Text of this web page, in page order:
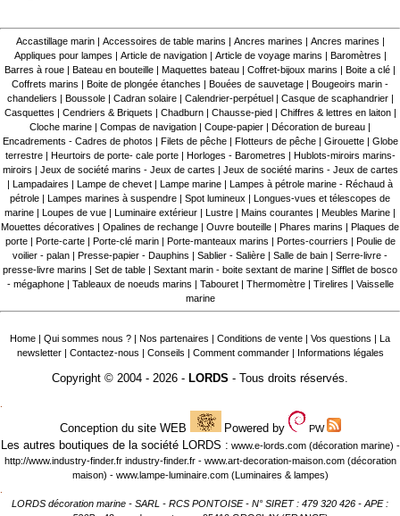
Accastillage marin| Accessoires de table marins Ancres marines Ancres marines
Appliques pour lampes
Article de navigation| Article de voyage marins Baromètres
Barres à roue
Bateau en bouteille Maquettes bateau Coffret-bijoux marins Boite a clé
Coffrets marins
Boite de plongée étanches Bouées de sauvetage
Bougeoirs marin -
chandeliers
Boussole| Cadran solaire| Calendrier-perpétuel Casque de scaphandrier|
Casquettes
Cendriers & Briquets Chadburn| Chausse-pied Chiffres & lettres en laiton|
Cloche marine
Compas de navigation Coupe-papier Décoration de bureau
Encadrements - Cadres de photos
Filets de pêche| Flotteurs de pêche| Girouette| Globe
terrestre| Heurtoirs de porte- cale porte| Horloges - Barometres
Hublots-miroirs marins-
miroirs
Jeux de société marins - Jeux de cartes
Jeux de société marins - Jeux de cartes
Lampadaires Lampe de chevet Lampe marine
Lampes à pétrole marine - Réchaud à
pétrole
Lampes marines à suspendre Spot lumineux
Longues-vues et télescopes de
marine
Loupes de vue Luminaire extérieur Lustre Mains courantes Meubles Marine
Mouettes décoratives
Opalines de rechange Ouvre bouteille Phares marins
Plaques de
porte| Porte-carte| Porte-clé marin Porte-manteaux marins Portes-courriers
Poulie de
voilier - palan
Presse-papier - Dauphins Sablier - Salière Salle de bain
Serre-livre -
presse-livre marins
Set de table Sextant marin - boite sextant de marine
Sifflet de bosco
- mégaphone| Tableaux de noeuds marins Tabouret| Thermomètre| Tirelires
Vaisselle
marine
Home Qui sommes nous ? Nos partenaires Conditions de vente Vos questions
La
newsletter
Contactez-nous Conseils Comment commander Informations légales
Copyright © 2004 - 2026 - LORDS - Tous droits réservés.
.
Conception du site WEB Powered by PW
Les autres boutiques de la société LORDS : www.e-lords.com(décoration marine) -
http://www.industry-finder.frindustry-finder.fr - www.art-decoration-maison.com(décoration
maison) - www.lampe-luminaire.com(Luminaires & lampes)
.
LORDS décoration marine - SARL - RCS PONTOISE - N° SIRET : 479 320 426 - APE :